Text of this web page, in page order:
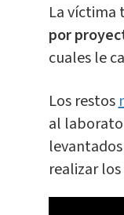
La víctima
por
cuales le
Los restos
al
realizar